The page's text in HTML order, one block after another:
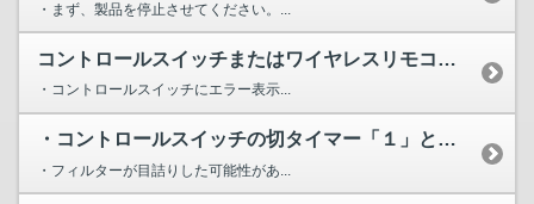
・まず、製品を停止させてください。...
コントロールスイッチまたはワイヤレスリモコンを操作しても(...
・コントロールスイッチにエラー表示...
・コントロールスイッチの切タイマー「１」と「４」が点滅。ま...
・フィルターが目詰りした可能性があ...